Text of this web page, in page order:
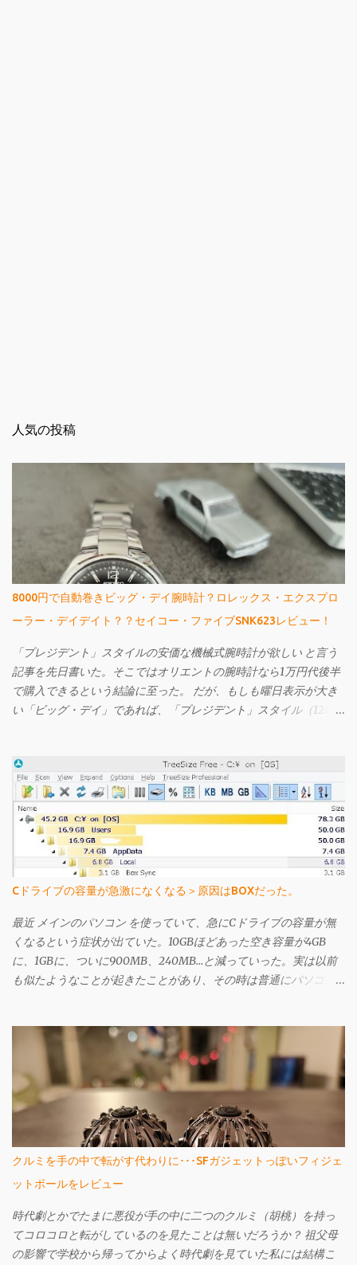
人気の投稿
8000円で自動巻きビッグ・デイ腕時計？ロレックス・エクスプロ
ーラー・デイデイト？？セイコー・ファイブSNK623レビュー！
「プレジデント」スタイルの安価な機械式腕時計が欲しい と言う
記事を先日書いた。そこではオリエントの腕時計なら1万円代後半
で購入できるという結論に至った。 だが、もしも曜日表示が大き
い「ビッグ・デイ」であれば、「プレジデント」スタイル（12時
今回ご紹介するセイコー・ファイブのSNK623だ。購入してから文
字盤がエクスプローラーに酷似していることに気づいたが、なか
なか個性的で値段も激安の憎めないやつなんですよ。
Cドライブの容量が急激になくなる＞原因はBOXだった。
最近 メインのパソコン を使っていて、急にCドライブの容量が無
くなるという症状が出ていた。10GBほどあった空き容量が4GB
に、1GBに、ついに900MB、240MB…と減っていった。実は以前
も似たようなことが起きたことがあり、その時は普通にパソコン
ルが溜まる場合もあるらしく、そういう場合なら再起動で直ると
も聞いたのだが、今回は違った。 再起動をすることで多少容量の
変化が見られ、240MBだったのが再起動すると900MBに戻ったり
もした。だが、なにも自分ではダウンロードしたつもりはない
し、一向に改善される気配がない。 使わないソフトをアンインス
トールしたり、いらないファイルを消したり、ディスククリーン
アップもしたし、仮想メモリとか、システムの復元用に容量が取
られているんじゃないかとおもったりもしたが、どれも違った。
結局 TreeSize Free を使って、どこが容量を圧迫しているのか見て
見ることにした。このソフトは、ツリー形式でどのフォルダにど
れくらいの容量が使われているのかがわかる。 そしてわかったの
がこれだ。実際にはスクリーンショットを撮る前にいくらかファ
クルミを手の中で転がす代わりに･･･SFガジェットっぽいフィジェ
ットボールをレビュー
時代劇とかでたまに悪役が手の中に二つのクルミ（胡桃）を持っ
てコロコロと転がしているのを見たことは無いだろうか？ 祖父母
の影響で学校から帰ってからよく時代劇を見ていた私には結構こ